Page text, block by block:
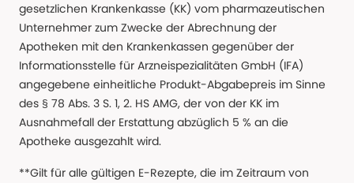
gesetzlichen Krankenkasse (KK) vom pharmazeutischen
Unternehmer zum Zwecke der Abrechnung der
Apotheken mit den Krankenkassen gegenüber der
Informationsstelle für Arzneispezialitäten GmbH (IFA)
angegebene einheitliche Produkt-Abgabepreis im Sinne
des § 78 Abs. 3 S. 1, 2. HS AMG, der von der KK im
Ausnahmefall der Erstattung abzüglich 5 % an die
Apotheke ausgezahlt wird.
**Gilt für alle gültigen E-Rezepte, die im Zeitraum von